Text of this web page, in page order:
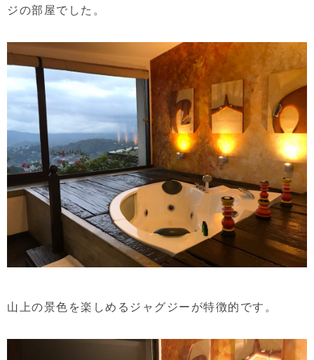
ジの部屋でした。
山上の景色を楽しめるジャグジーが特徴的です。